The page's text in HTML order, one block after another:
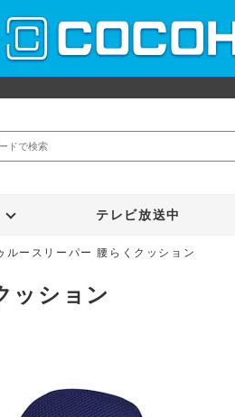
テレビ放送中
ルースリーパー 腰らくクッション
ッション